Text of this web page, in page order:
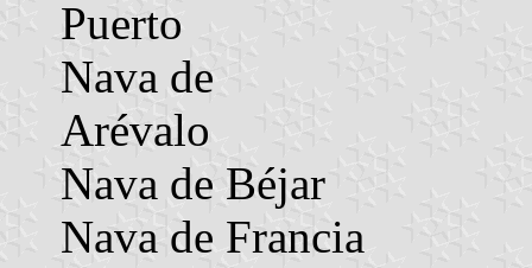
Puerto
Nava de
Arévalo
Nava de Béjar
Nava de Francia